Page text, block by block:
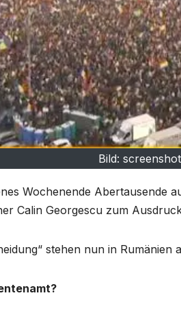
Bild: screenshot
Wochenende Abertausende
Calin Georgescu zum
stehen nun in Rumänien